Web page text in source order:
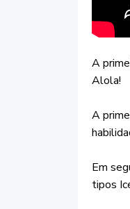
A
Alola!
A
Em
tipos